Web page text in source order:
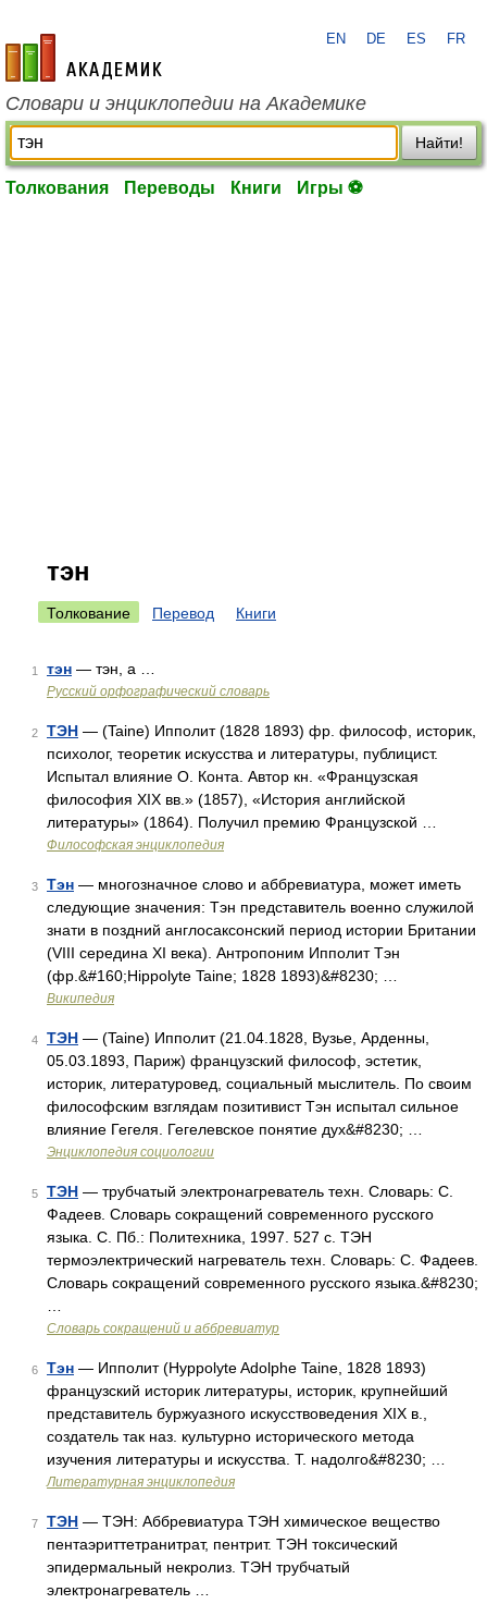
academic.ru
EN DE ES FR
Словари и энциклопедии на Академике
Найти!
Толкования Переводы Книги Игры ⚽
тэн
Толкование Перевод Книги
1 тэн — тэн, а …
Русский орфографический словарь
2 ТЭН — (Taine) Ипполит (1828 1893) фр. философ, историк,
психолог, теоретик искусства и литературы, публицист.
Испытал влияние О. Конта. Автор кн. «Французская
философия XIX вв.» (1857), «История английской
литературы» (1864). Получил премию Французской …
Философская энциклопедия
3 Тэн — многозначное слово и аббревиатура, может иметь
следующие значения: Тэн представитель военно служилой
знати в поздний англосаксонский период истории Британии
(VIII середина XI века). Антропоним Ипполит Тэн
(фр.&#160;Hippolyte Taine; 1828 1893)&#8230; …
Википедия
4 ТЭН — (Taine) Ипполит (21.04.1828, Вузье, Арденны,
05.03.1893, Париж) французский философ, эстетик,
историк, литературовед, социальный мыслитель. По своим
философским взглядам позитивист Тэн испытал сильное
влияние Гегеля. Гегелевское понятие дух&#8230; …
Энциклопедия социологии
5 ТЭН — трубчатый электронагреватель техн. Словарь: С.
Фадеев. Словарь сокращений современного русского
языка. С. Пб.: Политехника, 1997. 527 с. ТЭН
термоэлектрический нагреватель техн. Словарь: С. Фадеев.
Словарь сокращений современного русского языка.&#8230;
Словарь сокращений и аббревиатур
6 Тэн — Ипполит (Hyppolyte Adolphe Taine, 1828 1893)
французский историк литературы, историк, крупнейший
представитель буржуазного искусствоведения XIX в.,
создатель так наз. культурно исторического метода
изучения литературы и искусства. Т. надолго&#8230; …
Литературная энциклопедия
7 ТЭН — ТЭН: Аббревиатура ТЭН химическое вещество
пентаэриттетранитрат, пентрит. ТЭН токсический
эпидермальный некролиз. ТЭН трубчатый
электронагреватель …